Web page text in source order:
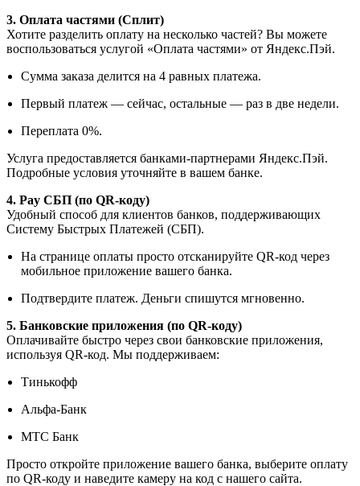
3. Оплата частями (Сплит)
Хотите разделить оплату на несколько частей? Вы можете
воспользоваться услугой «Оплата частями» от Яндекс.Пэй.
Сумма заказа делится на 4 равных платежа.
Первый платеж — сейчас, остальные — раз в две недели.
Переплата 0%.
Услуга предоставляется банками-партнерами Яндекс.Пэй.
Подробные условия уточняйте в вашем банке.
4. Pay СБП (по QR-коду)
Удобный способ для клиентов банков, поддерживающих
Систему Быстрых Платежей (СБП).
На странице оплаты просто отсканируйте QR-код через
мобильное приложение вашего банка.
Подтвердите платеж. Деньги спишутся мгновенно.
5. Банковские приложения (по QR-коду)
Оплачивайте быстро через свои банковские приложения,
используя QR-код. Мы поддерживаем:
Тинькофф
Альфа-Банк
МТС Банк
Просто откройте приложение вашего банка, выберите оплату
по QR-коду и наведите камеру на код с нашего сайта.